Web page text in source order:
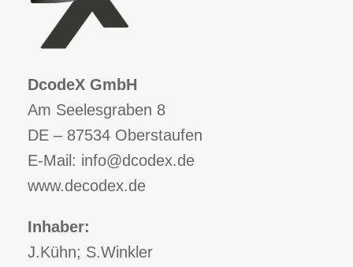
DcodeX GmbH
Am Seelesgraben 8
DE – 87534 Oberstaufen
E-Mail: info@dcodex.de
www.decodex.de
Inhaber:
J.Kühn; S.Winkler